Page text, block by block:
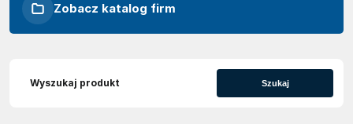
Zobacz katalog firm
Szukaj